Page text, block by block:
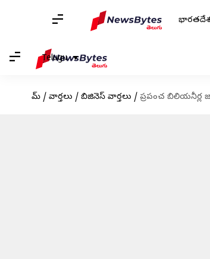
Telugu
హోమ్ / వార్తలు / బిజినెస్ వార్తలు / ప్రపంచ